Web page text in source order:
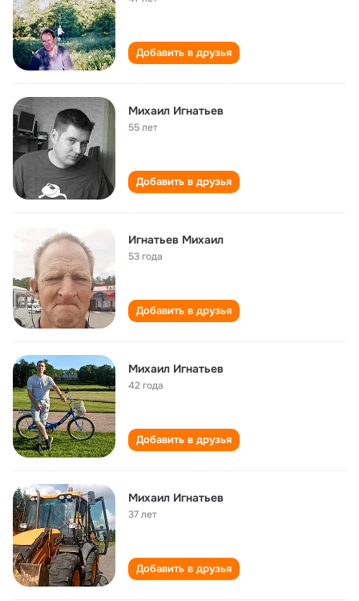
Добавить в друзья
Михаил Игнатьев
55 лет
Добавить в друзья
Игнатьев Михаил
53 года
Добавить в друзья
Михаил Игнатьев
42 года
Добавить в друзья
Михаил Игнатьев
37 лет
Добавить в друзья